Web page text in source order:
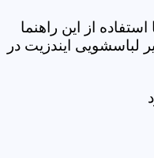
از این راهنما
ایندزیت در